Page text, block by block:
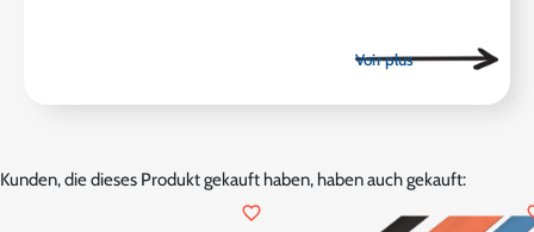
Kunden, die dieses Produkt gekauft haben, haben auch gekauft:
favorite_border